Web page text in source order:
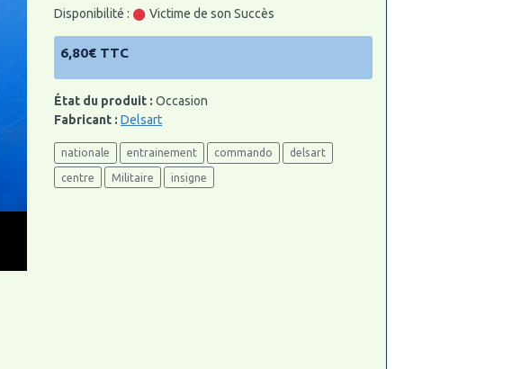
Disponibilité : Victime de son Succès
6,80€ TTC
État du produit : Occasion
Fabricant : Delsart
nationale entrainement commando delsart
centre Militaire insigne